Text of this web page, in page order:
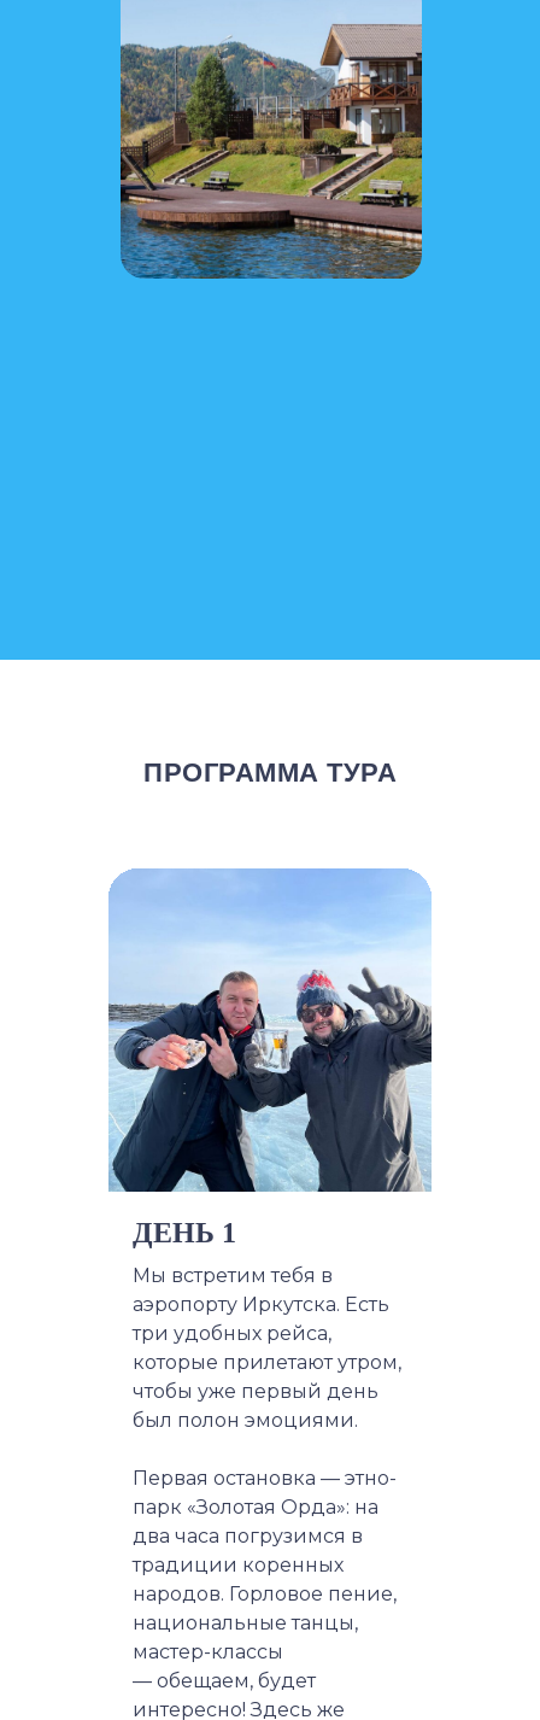
ПРОГРАММА ТУРА
ДЕНЬ 1
Мы встретим тебя в
аэропорту Иркутска. Есть
три удобных рейса,
которые прилетают утром,
чтобы уже первый день
был полон эмоциями.
Первая остановка — этно-
парк «Золотая Орда»: на
два часа погрузимся в
традиции коренных
народов. Горловое пение,
национальные танцы,
мастер-классы
— обещаем, будет
интересно! Здесь же